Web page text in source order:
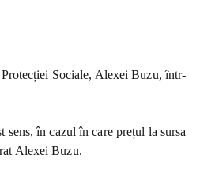
Sociale, Alexei Buzu, într-
în cazul în care prețul la sursa
Alexei Buzu.